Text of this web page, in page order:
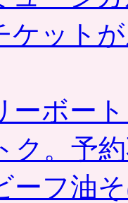
ケット
ーボー
ク。予
ーフ油